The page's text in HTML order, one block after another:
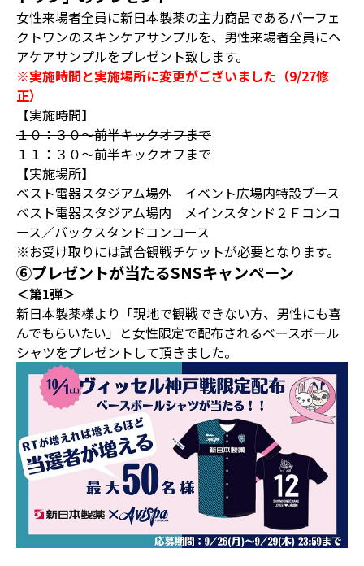
女性来場者全員に新日本製薬の主力商品であるパーフェ
クトワンのスキンケアサンプルを、男性来場者全員にヘ
アケアサンプルをプレゼント致します。
※実施時間と実施場所に変更がございました（9/27修
正）
【実施時間】
１０：３０～前半キックオフまで
１１：３０～前半キックオフまで
【実施場所】
ベスト電器スタジアム場外 イベント広場内特設ブース
ベスト電器スタジアム場内 メインスタンド２Ｆコンコ
ース／バックスタンドコンコース
※お受け取りには試合観戦チケットが必要となります。
⑥プレゼントが当たるSNSキャンペーン
＜第1弾＞
新日本製薬様より「現地で観戦できない方、男性にも喜
んでもらいたい」と女性限定で配布されるベースボール
シャツをプレゼントして頂きました。